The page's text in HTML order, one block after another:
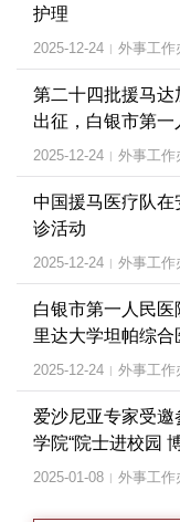
护理
2025-12-24 | 外事工作
第二十四批援马
出征，白银市第
队出发
2025-12-24 | 外事工作
中国援马医疗队在
诊活动
2025-12-24 | 外事工作
白银市第一人民
里达大学坦帕综
院学术交流
2025-12-24 | 外事工作
爱沙尼亚专家受
学院“院士进校园
动
2025-01-08 | 外事工作